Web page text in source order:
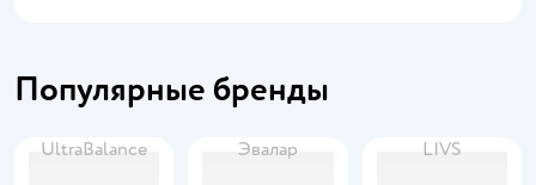
Популярные бренды
UltraBalance Эвалар LIVS